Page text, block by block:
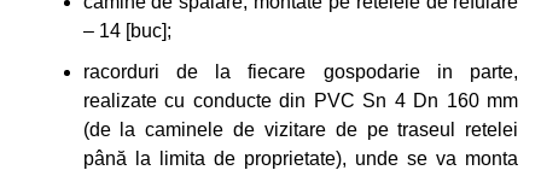
– 14 [buc];
racorduri de la fiecare gospodarie in parte,
realizate cu conducte din PVC Sn 4 Dn 160 mm
(de la caminele de vizitare de pe traseul retelei
până la limita de proprietate), unde se va monta